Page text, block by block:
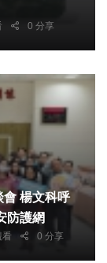
0 分享
呼
綿密治安防護網
看 0 分享